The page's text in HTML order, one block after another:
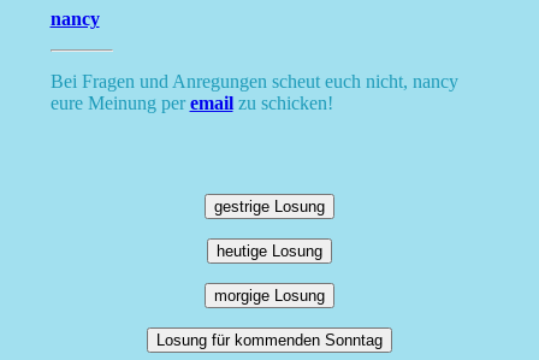
nancy
Bei Fragen und Anregungen scheut euch nicht, nancy
eure Meinung peremailzu schicken!
gestrige Losung
heutige Losung
morgige Losung
Losung für kommenden Sonntag